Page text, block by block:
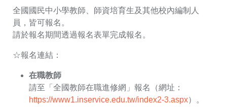
全國國民中小學教師、師資培育生及其他校內編制人
員，皆可報名。
請於報名期間透過報名表單完成報名。
☆報名連結：
在職教師
請至「全國教師在職進修網」報名（網址：
https://www1.inservice.edu.tw/index2-3.aspx（另開新
）。